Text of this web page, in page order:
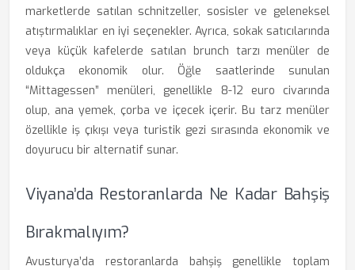
marketlerde satılan schnitzeller, sosisler ve geleneksel
atıştırmalıklar en iyi seçenekler. Ayrıca, sokak satıcılarında
veya küçük kafelerde satılan brunch tarzı menüler de
oldukça ekonomik olur. Öğle saatlerinde sunulan
“Mittagessen” menüleri, genellikle 8-12 euro civarında
olup, ana yemek, çorba ve içecek içerir. Bu tarz menüler
özellikle iş çıkışı veya turistik gezi sırasında ekonomik ve
doyurucu bir alternatif sunar.
Viyana’da Restoranlarda Ne Kadar Bahşiş
Bırakmalıyım?
Avusturya’da restoranlarda bahşiş genellikle toplam